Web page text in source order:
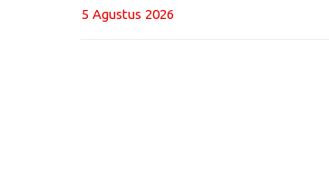
5 Agustus 2026